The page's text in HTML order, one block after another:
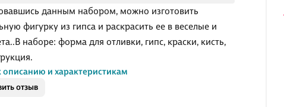
отзыв
данным набором, можно изготовить
фигурку из гипса и раскрасить ее в веселые и
наборе: форма для отливки, гипс, краски, кисть,
описанию и характеристикам